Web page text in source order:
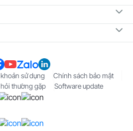
sử dụng
Chính sách bảo mật
thường gặp Software update